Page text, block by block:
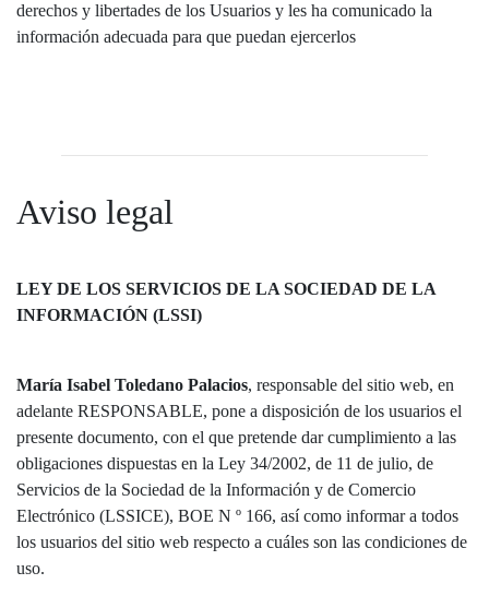
derechos y libertades de los Usuarios y les ha comunicado la
información adecuada para que puedan ejercerlos
Aviso legal
LEY DE LOS SERVICIOS DE LA SOCIEDAD DE LA
INFORMACIÓN (LSSI)
María Isabel Toledano Palacios, responsable del sitio web, en
adelante RESPONSABLE, pone a disposición de los usuarios el
presente documento, con el que pretende dar cumplimiento a las
obligaciones dispuestas en la Ley 34/2002, de 11 de julio, de
Servicios de la Sociedad de la Información y de Comercio
Electrónico (LSSICE), BOE N º 166, así como informar a todos
los usuarios del sitio web respecto a cuáles son las condiciones de
uso.